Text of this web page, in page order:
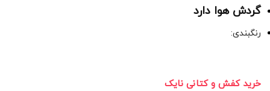
گردش هوا دارد
رنگبندی:
خرید کفش و کتانی نایک